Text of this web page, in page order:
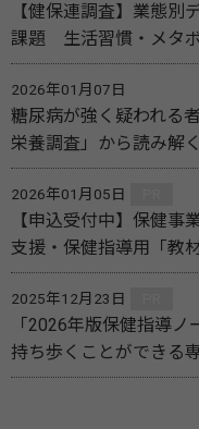
【健保連調査】業態別
課題 生活習慣・メタ
2026年01月07日
糖尿病が強く疑われる
栄養調査」から読み解
2026年01月05日
【申込受付中】保健事
支援・保健指導用「教
2025年12月23日
「2026年版保健指導
持ち歩くことができる